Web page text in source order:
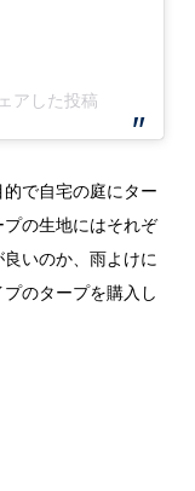
アした投稿
で自宅の庭にター
の生地にはそれぞ
いのか、雨よけに
のタープを購入し